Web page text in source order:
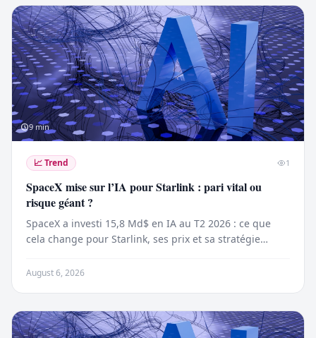
9 min
📈Trend 1
SpaceX mise sur l’IA pour Starlink : pari vital ou
risque géant ?
SpaceX a investi 15,8 Md$ en IA au T2 2026 : ce que
cela change pour Starlink, ses prix et sa stratégie
August 6, 2026